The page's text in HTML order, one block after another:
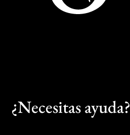
¿Necesitas ayuda?